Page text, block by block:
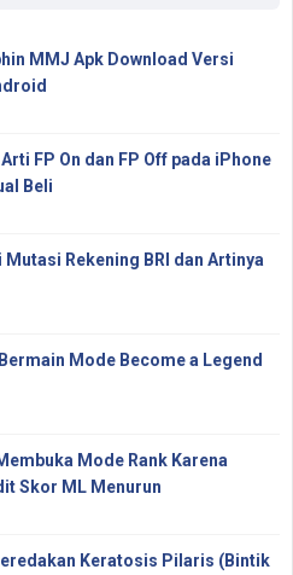
MMJ Apk Download Versi
FP On dan FP Off pada iPhone
Beli
Mutasi Rekening BRI dan Artinya
Mode Become a Legend
Mode Rank Karena
Skor ML Menurun
Keratosis Pilaris (Bintik